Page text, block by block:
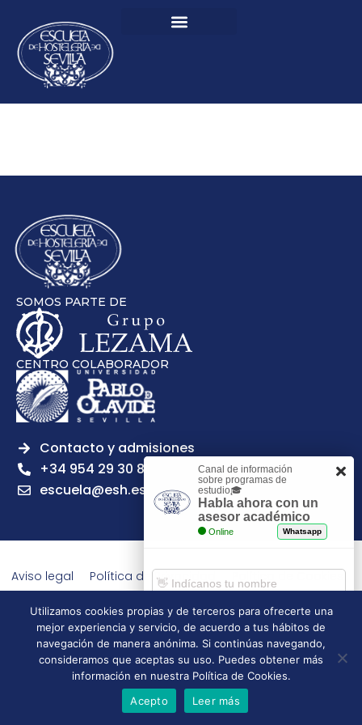
SOMOS PARTE DE
CENTRO COLABORADOR
Contacto y admisiones
+34 954 29 30 81
escuela@esh.es
Aviso legal Política de Privacidad
Política de Cookies
Escuela Superior de Hostelería de Sevilla | 2026 | Todos los
derechos reservados
Utilizamos cookies propias y de terceros para ofrecerte una
mejor experiencia y servicio, de acuerdo a tus hábitos de
navegación de manera anónima. Si continúas navegando,
consideramos que aceptas su uso. Puedes obtener más
información en nuestra Política de Cookies.
Acepto
Leer más
Canal de información
sobre programas de
estudio🎓
Habla ahora con un
asesor académico
Online Whatsapp
Comenzar chat